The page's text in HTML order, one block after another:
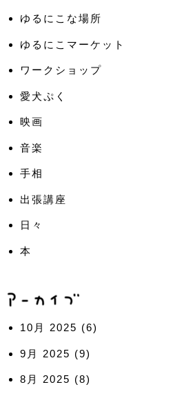
ゆるにこな場所
ゆるにこマーケット
ワークショップ
愛犬ぷく
映画
音楽
手相
出張講座
日々
本
10月 2025 (6)
9月 2025 (9)
8月 2025 (8)